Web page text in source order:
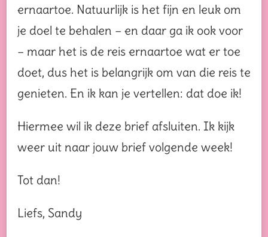
ernaartoe. Natuurlijk is het fijn en leuk om
je doel te behalen – en daar ga ik ook voor
– maar het is de reis ernaartoe wat er toe
doet, dus het is belangrijk om van die reis te
genieten. En ik kan je vertellen: dat doe ik!
Hiermee wil ik deze brief afsluiten. Ik kijk
weer uit naar jouw brief volgende week!
Tot dan!
Liefs, Sandy